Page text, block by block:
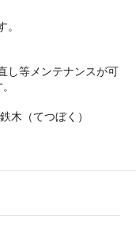
し等メンテナンスが可
木（てつぼく）